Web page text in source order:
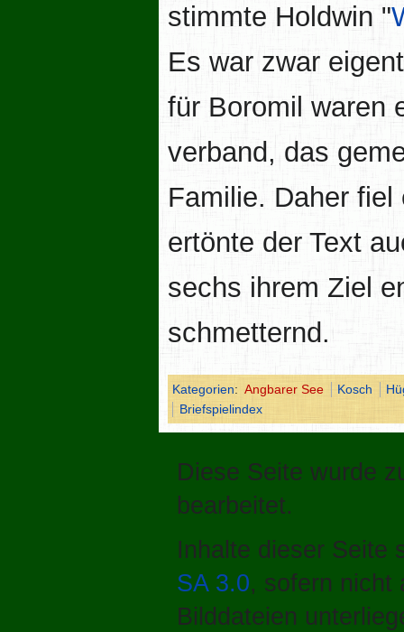
stimmte Holdwin "
Es war zwar
für Boromil waren
verband, das
Familie. Daher
ertönte der Text
sechs ihrem Ziel
schmetternd.
Kategorien: Angbarer See Kosch
Briefspielindex
Diese Seite wurde
bearbeitet.
Inhalte dieser Seite
SA 3.0, sofern nicht
Bilddateien